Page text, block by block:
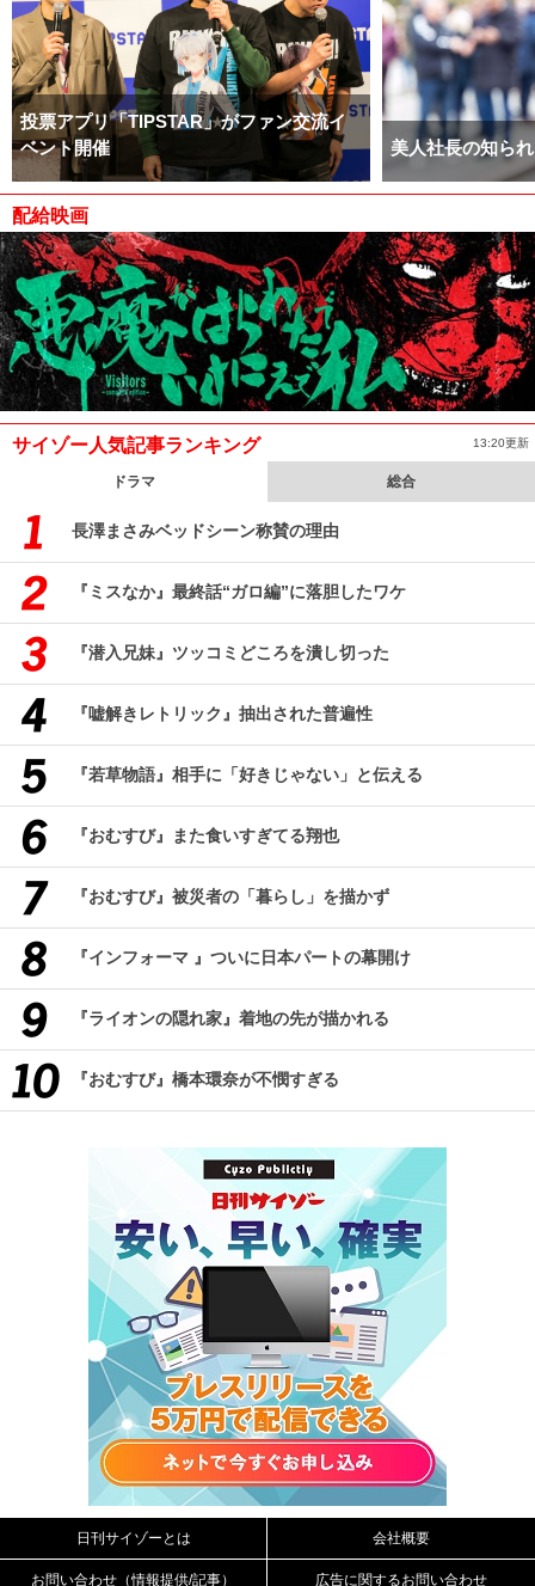
投票アプリ「TIPSTAR」がファン交流イ
ベント開催
美人社長の知ら
配給映画
サイゾー人気記事ランキング 13:20更新
ドラマ 総合
長澤まさみベッドシーン称賛の理由
『ミスなか』最終話“ガロ編”に落胆したワケ
『潜入兄妹』ツッコミどころを潰し切った
『嘘解きレトリック』抽出された普遍性
『若草物語』相手に「好きじゃない」と伝える
『おむすび』また食いすぎてる翔也
『おむすび』被災者の「暮らし」を描かず
『インフォーマ 』ついに日本パートの幕開け
『ライオンの隠れ家』着地の先が描かれる
『おむすび』橋本環奈が不憫すぎる
日刊サイゾーとは 会社概要
お問い合わせ（情報提供/記事） 広告に関するお問い合わせ